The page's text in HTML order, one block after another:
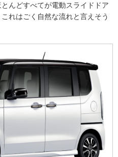
んどすべてが電動スライドドア
れはごく自然な流れと言えそう